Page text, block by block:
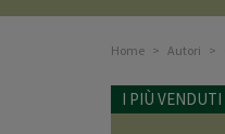
Home Autori
I PIÙ VENDUTI